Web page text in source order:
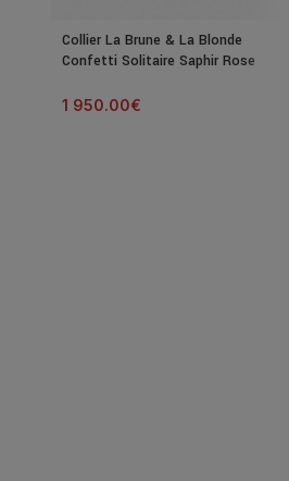
Collier La Brune & La Blonde
Confetti Solitaire Saphir Rose
1 950.00€